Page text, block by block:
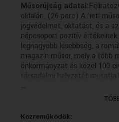
Műsorújság adatai:
oldalán. (26 perc) A heti
jogvédelmet, oktatást, és a
népcsoport pozitív
legnagyobb kisebbség, a
magazin műsor, mely a több
önkormányzat és közel 100
társadalmi helyzetét mutatja
kisebbség, a romák életét
Műsorszolgáltatói
...
Közreműködők: